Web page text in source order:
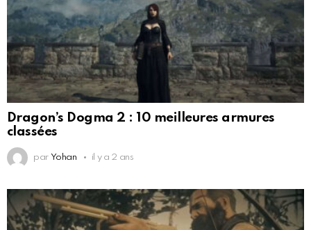
Dragon’s Dogma 2 : 10 meilleures armures
classées
par Yohan il y a 2 ans